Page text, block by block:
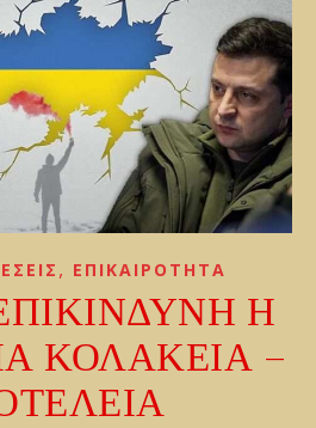
, ΕΠΙΚΑΙΡΟΤΗΤΑ
Η
ΚΟΛΑΚΕΙΑ –